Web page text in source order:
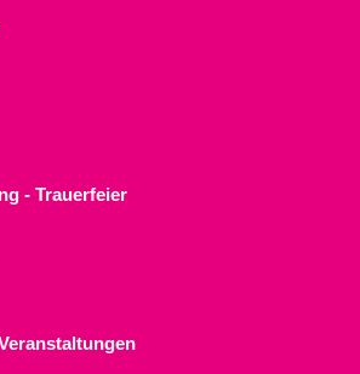
- Trauerfeier